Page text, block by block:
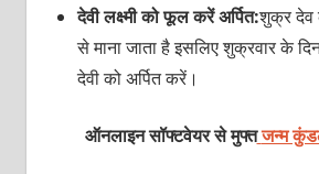
देवी लक्ष्मी को फूल करें अर्पित:शुक्र देव
से माना जाता है इसलिए शुक्रवार के
देवी को अर्पित करें।
ऑनलाइन सॉफ्टवेयर से मुफ्तजन्म